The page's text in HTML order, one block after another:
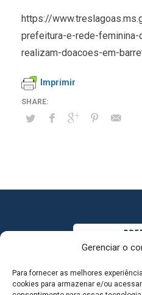
Gerenciar o
Para fornecer as melhores
cookies para armazenar e/ou
https://
prefeitura-e-rede-
realizam-doacoes-em-
Imprimir